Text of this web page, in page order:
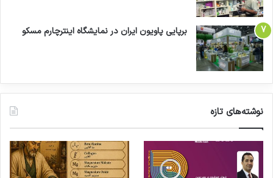
برپایی پاویون ایران در نمایشگاه اینترچارم مسکو
نوشته‌های تازه